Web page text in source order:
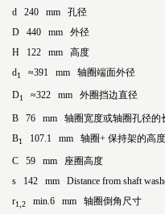
d 240 mm 孔径
D 440 mm 外径
H 122 mm 高度
d1 ≈391 mm 轴圈端面外径
D1 ≈322 mm 外圈挡边直径
B 76 mm 轴圈宽度或轴圈孔径的
B1 107.1 mm 轴圈+ 保持架的高度
C 59 mm 座圈高度
s 142 mm Distance from shaft
r1,2 min.6 mm 轴圈倒角尺寸